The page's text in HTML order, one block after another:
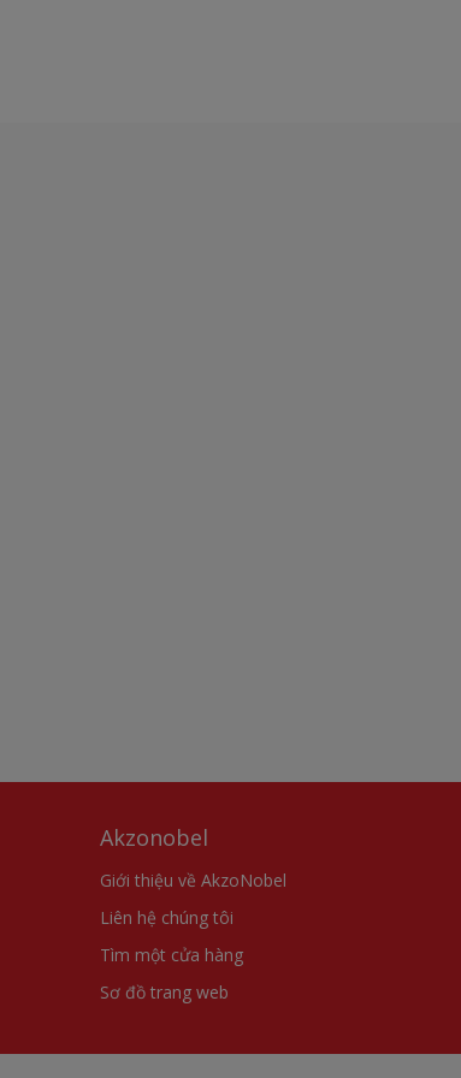
Akzonobel
Giới thiệu về AkzoNobel
Liên hệ chúng tôi
Tìm một cửa hàng
Sơ đồ trang web